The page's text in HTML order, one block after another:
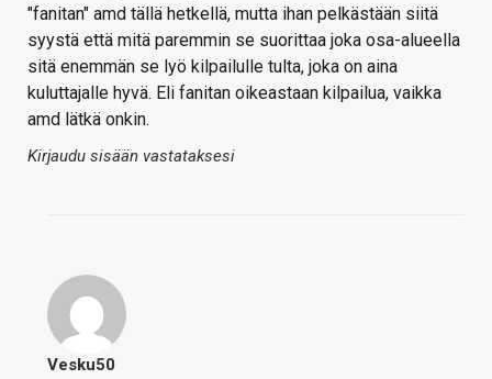
"fanitan" amd tällä hetkellä, mutta ihan pelkästään siitä
syystä että mitä paremmin se suorittaa joka osa-alueella
sitä enemmän se lyö kilpailulle tulta, joka on aina
kuluttajalle hyvä. Eli fanitan oikeastaan kilpailua, vaikka
amd lätkä onkin.
Kirjaudu sisään vastataksesi
Vesku50